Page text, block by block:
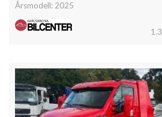
Årsmodell: 2025